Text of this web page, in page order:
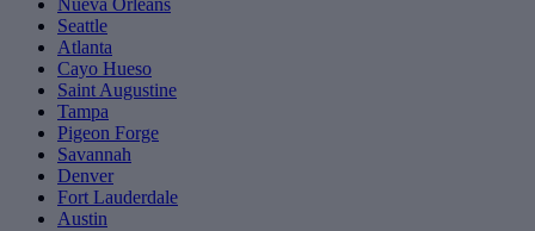
Nueva Orleans
Seattle
Atlanta
Cayo Hueso
Saint Augustine
Tampa
Pigeon Forge
Savannah
Denver
Fort Lauderdale
Austin